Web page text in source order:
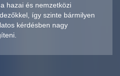
hazai és nemzetközi
így szinte bármilyen
kérdésben nagy